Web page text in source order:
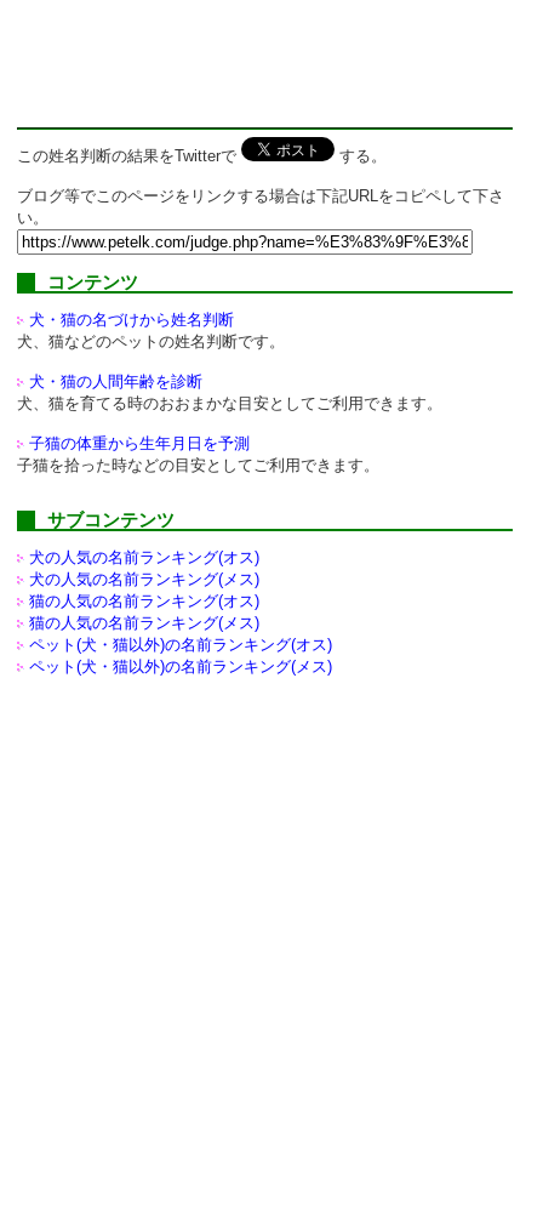
この姓名判断の結果をTwitterで する。
ブログ等でこのページをリンクする場合は下記URLをコピペして下さ
い。
コンテンツ
犬・猫の名づけから姓名判断
犬、猫などのペットの姓名判断です。
犬・猫の人間年齢を診断
犬、猫を育てる時のおおまかな目安としてご利用できます。
子猫の体重から生年月日を予測
子猫を拾った時などの目安としてご利用できます。
サブコンテンツ
犬の人気の名前ランキング(オス)
犬の人気の名前ランキング(メス)
猫の人気の名前ランキング(オス)
猫の人気の名前ランキング(メス)
ペット(犬・猫以外)の名前ランキング(オス)
ペット(犬・猫以外)の名前ランキング(メス)